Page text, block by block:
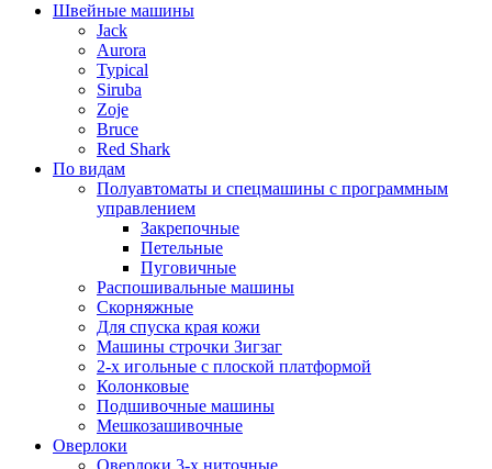
Швейные машины
Jack
Aurora
Typical
Siruba
Zoje
Bruce
Red Shark
По видам
Полуавтоматы и спецмашины с программным
управлением
Закрепочные
Петельные
Пуговичные
Распошивальные машины
Скорняжные
Для спуска края кожи
Машины строчки Зигзаг
2-х игольные с плоской платформой
Колонковые
Подшивочные машины
Мешкозашивочные
Оверлоки
Оверлоки 3-х ниточные